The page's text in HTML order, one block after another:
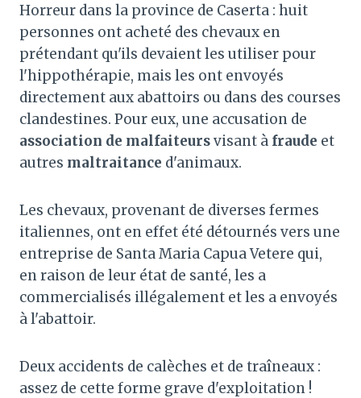
Horreur dans la province de Caserta : huit
personnes ont acheté des chevaux en
prétendant qu'ils devaient les utiliser pour
l'hippothérapie, mais les ont envoyés
directement aux abattoirs ou dans des courses
clandestines. Pour eux, une accusation de
association de malfaiteursvisant à fraude et
autres maltraitance d'animaux.
Les chevaux, provenant de diverses fermes
italiennes, ont en effet été détournés vers une
entreprise de Santa Maria Capua Vetere qui,
en raison de leur état de santé, les a
commercialisés illégalement et les a envoyés
à l'abattoir.
Deux accidents de calèches et de traîneaux :
assez de cette forme grave d'exploitation !